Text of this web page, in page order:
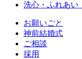
洗心・ふれあい
お願いごと
神前結婚式
ご相談
採用